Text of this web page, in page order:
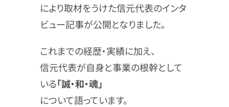
により取材をうけた信元代表のインタ
ビュー記事が公開となりました。
これまでの経歴・実績に加え、
信元代表が自身と事業の根幹として
いる「誠・和・魂」
について語っています。